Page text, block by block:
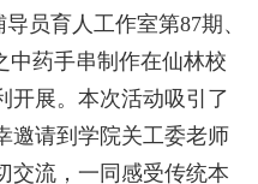
导员育人工作室第87期、
中药手串制作在仙林校
开展。本次活动吸引了
邀请到学院关工委老师
交流，一同感受传统本